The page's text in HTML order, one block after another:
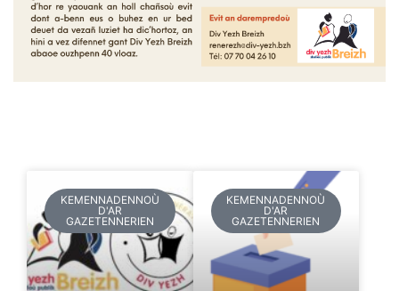
KEMENNADENNOÙ
D'AR
GAZETENNERIEN
KEMENNADENNOÙ
D'AR
GAZETENNERIEN